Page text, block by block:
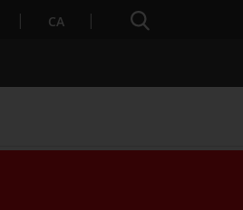
. Obre en una nova finestra.
CA Cercador